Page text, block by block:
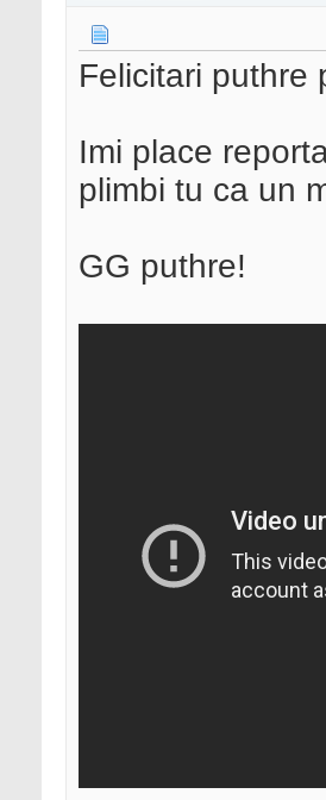
Felicitari puthre
Imi place
plimbi tu ca un
GG puthre!